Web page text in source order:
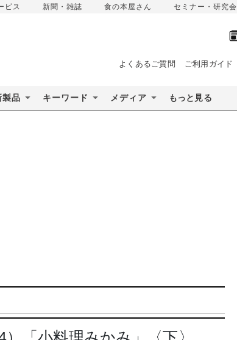
ビス 新聞・雑誌 食の本屋さん セミナー・研究会
よくあるご質問 ご利用ガイド
製品 キーワード メディア もっと見る